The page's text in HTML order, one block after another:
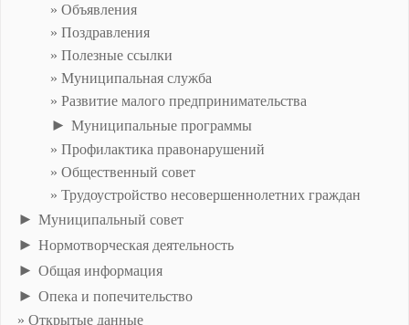
Объявления
Поздравления
Полезные ссылки
Муниципальная служба
Развитие малого предпринимательства
► Муниципальные программы
Профилактика правонарушений
Общественный совет
Трудоустройство несовершеннолетних граждан
► Муниципальный совет
► Нормотворческая деятельность
► Общая информация
► Опека и попечительство
Открытые данные